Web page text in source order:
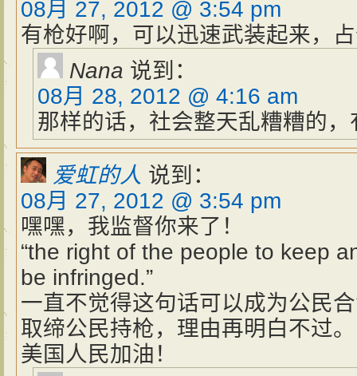
08月 27, 2012 @ 3:54 pm
有枪好啊，可以迅速武装起来，
Nana 说到：
08月 28, 2012 @ 4:16 am
那样的话，社会整天乱糟糟的，
爱虹的人 说到：
08月 27, 2012 @ 3:54 pm
嘿嘿，我监督你来了！
“the right of the people to keep
be infringed.”
一直不觉得这句话可以成为公民
取缔公民持枪，理由再明白不过。
美国人民加油！